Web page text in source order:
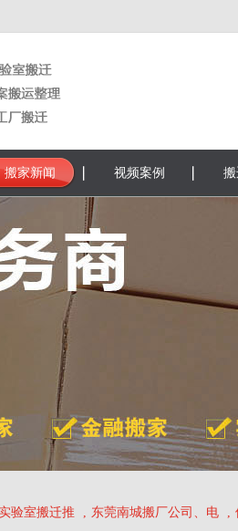
搬家新闻 视频案例
验室搬迁推 , 东莞南城搬厂公司、电 ,